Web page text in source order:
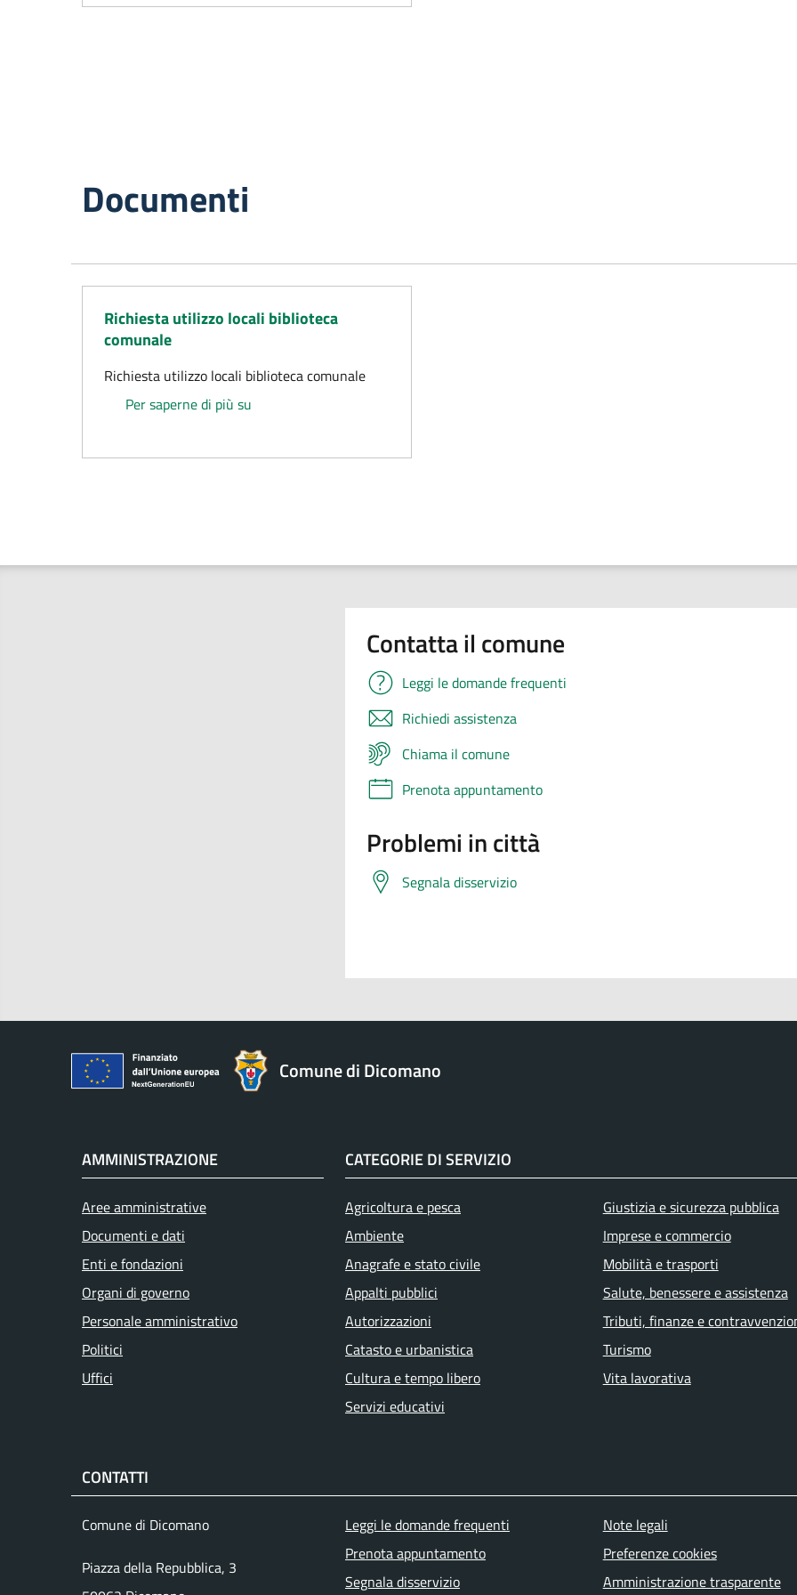
Documenti
Richiesta utilizzo locali biblioteca
comunale
Richiesta utilizzo locali biblioteca comunale
Per saperne di più su
Contatta il comune
Leggi le domande frequenti
Richiedi assistenza
Chiama il comune
Prenota appuntamento
Problemi in città
Segnala disservizio
Comune di Dicomano
AMMINISTRAZIONE
Aree amministrative
Documenti e dati
Enti e fondazioni
Organi di governo
Personale amministrativo
Politici
Uffici
CATEGORIE DI SERVIZIO
Agricoltura e pesca
Ambiente
Anagrafe e stato civile
Appalti pubblici
Autorizzazioni
Catasto e urbanistica
Cultura e tempo libero
Servizi educativi
Giustizia e sicurezza pubblica
Imprese e commercio
Mobilità e trasporti
Salute, benessere e assistenza
Tributi, finanze e
Turismo
Vita lavorativa
CONTATTI
Comune di Dicomano
Piazza della Repubblica, 3
Menu piè di pagina
Leggi le domande frequenti
Prenota appuntamento
Segnala disservizio
Note legali
Preferenze cookies
Amministrazione trasparente